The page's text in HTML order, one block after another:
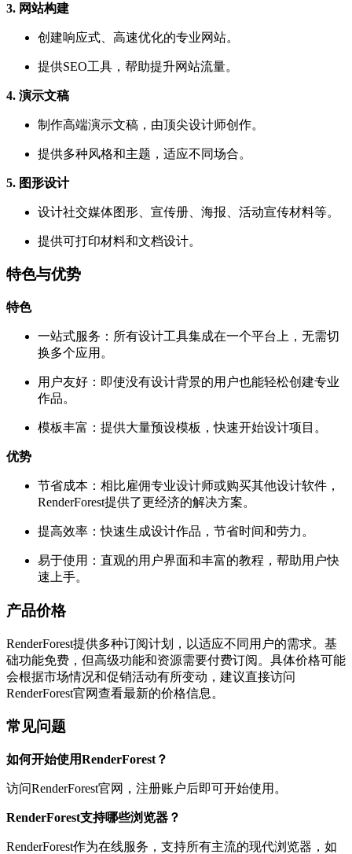
3. 网站构建
创建响应式、高速优化的专业网站。
提供SEO工具，帮助提升网站流量。
4. 演示文稿
制作高端演示文稿，由顶尖设计师创作。
提供多种风格和主题，适应不同场合。
5. 图形设计
设计社交媒体图形、宣传册、海报、活动宣传材料等。
提供可打印材料和文档设计。
特色与优势
特色
一站式服务：所有设计工具集成在一个平台上，无需切
换多个应用。
用户友好：即使没有设计背景的用户也能轻松创建专业
作品。
模板丰富：提供大量预设模板，快速开始设计项目。
优势
节省成本：相比雇佣专业设计师或购买其他设计软件，
RenderForest提供了更经济的解决方案。
提高效率：快速生成设计作品，节省时间和劳力。
易于使用：直观的用户界面和丰富的教程，帮助用户快
速上手。
产品价格
RenderForest提供多种订阅计划，以适应不同用户的需求。基
础功能免费，但高级功能和资源需要付费订阅。具体价格可能
会根据市场情况和促销活动有所变动，建议直接访问
RenderForest官网查看最新的价格信息。
常见问题
如何开始使用RenderForest？
访问RenderForest官网，注册账户后即可开始使用。
RenderForest支持哪些浏览器？
RenderForest作为在线服务，支持所有主流的现代浏览器，如